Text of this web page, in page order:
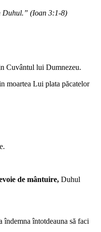
Duhul.” (Ioan 3:1-8)
Cuvântul lui Dumnezeu.
moartea Lui plata păcatelor
de mântuire, Duhul
îndemna întotdeauna să faci